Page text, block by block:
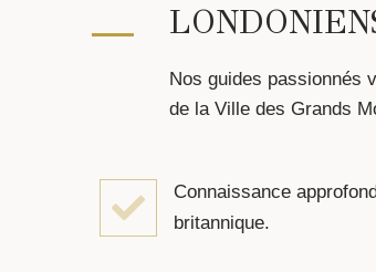
Nos guides passionnés
de la Ville des Grands
Connaissance
britannique.